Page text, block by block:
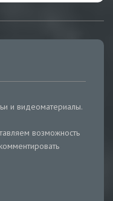
и видеоматериалы.
возможность